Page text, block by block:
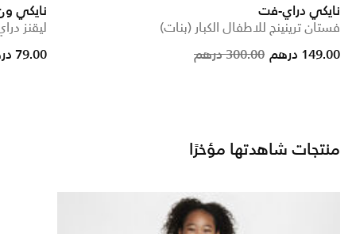
نايكي دراي-فت
فستان ترينينج للاطفال الكبار (بنات)
Price reduced300.00 درهم to 149.00 درهم
نايكي
ليقنز
from
79.00 درهم
منتجات شاهدتها مؤخرًا